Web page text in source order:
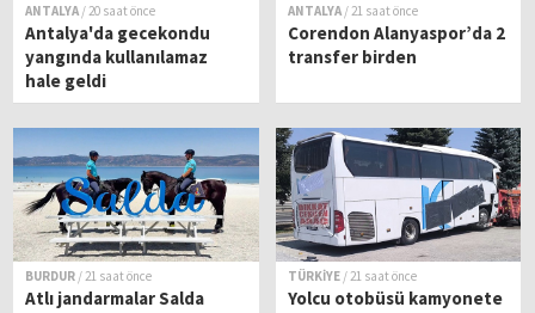
ANTALYA / 20 saat önce
Antalya'da gecekondu
yangında kullanılamaz
hale geldi
ANTALYA / 21 saat önce
Corendon Alanyaspor’da 2
transfer birden
BURDUR / 21 saat önce
Atlı jandarmalar Salda
TÜRKİYE / 21 saat önce
Yolcu otobüsü kamyonete